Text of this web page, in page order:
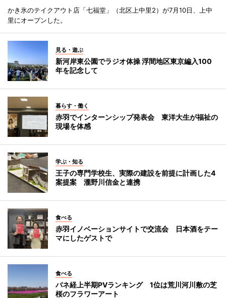
かき氷のテイクアウト店「七福堂」（北区上中里2）が7月10日、上中
里にオープンした。
見る・遊ぶ
新河岸東公園でラジオ体操 浮間地区東京編入100
年を記念して
暮らす・働く
赤羽でインターンシップ発表会 東洋大生が福祉の
現場を体感
学ぶ・知る
王子の専門学校生、実際の建設を前提に計画した4
案提案 瀧野川信金と連携
食べる
赤羽イノベーションサイトで交流会 日本酒をテー
マにしたゲストで
食べる
バネ経上半期PVランキング 1位は荒川河川敷の芝
桜のフラワーアート